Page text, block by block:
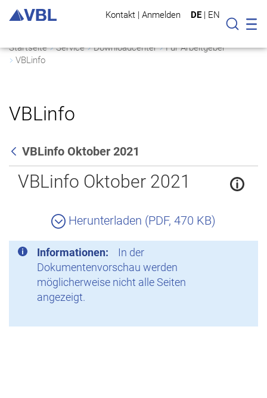
Kontakt | Anmelden DE | EN
Suche
Startseite Service Downloadcenter
Für Arbeitgeber
VBLinfo
VBLinfo
Zurück
VBLinfo Oktober 2021
VBLinfo Oktober 2021
Herunterladen (PDF, 470 KB)
Informationen:
In der
Dokumentenvorschau werden
möglicherweise nicht alle Seiten
angezeigt.